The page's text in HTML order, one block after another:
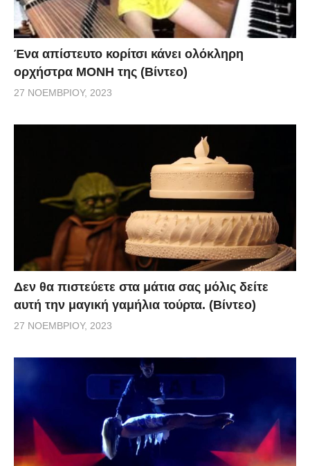
Ένα απίστευτο κορίτσι κάνει ολόκληρη
ορχήστρα ΜΟΝΗ της (Βίντεο)
27 ΝΟΕΜΒΡΊΟΥ, 2023
Δεν θα πιστεύετε στα μάτια σας μόλις δείτε
αυτή την μαγική γαμήλια τούρτα. (Βίντεο)
27 ΝΟΕΜΒΡΊΟΥ, 2023